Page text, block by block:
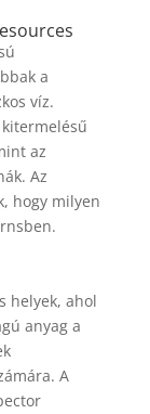
a
víz.
az
Az
hogy milyen
helyek, ahol
anyag a
A